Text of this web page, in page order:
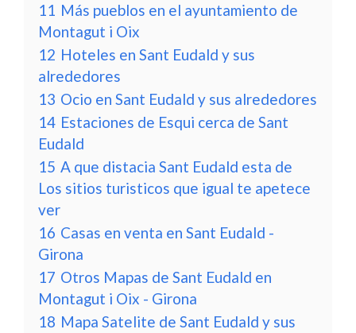
11 Más pueblos en el ayuntamiento de
Montagut i Oix
12 Hoteles en Sant Eudald y sus
alrededores
13 Ocio en Sant Eudald y sus alrededores
14 Estaciones de Esqui cerca de Sant
Eudald
15 A que distacia Sant Eudald esta de
Los sitios turisticos que igual te apetece
ver
16 Casas en venta en Sant Eudald -
Girona
17 Otros Mapas de Sant Eudald en
Montagut i Oix - Girona
18 Mapa Satelite de Sant Eudald y sus